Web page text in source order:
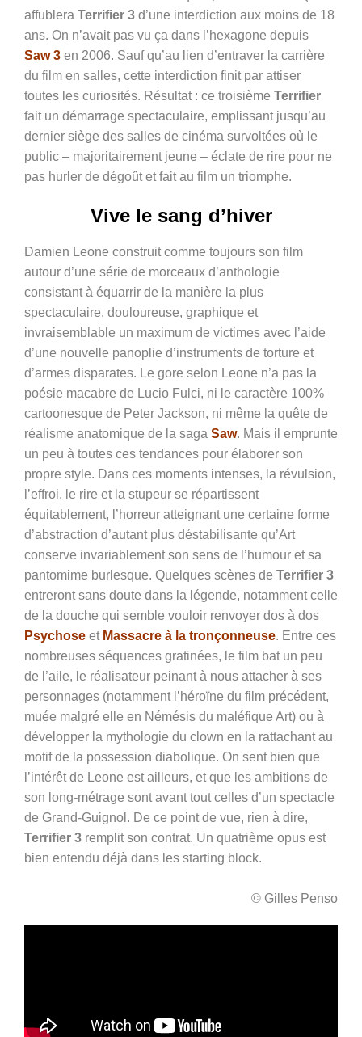
affublera Terrifier 3 d’une interdiction aux moins de 18
ans. On n’avait pas vu ça dans l’hexagone depuis
Saw 3 en 2006. Sauf qu’au lien d’entraver la carrière
du film en salles, cette interdiction finit par attiser
toutes les curiosités. Résultat : ce troisième Terrifier
fait un démarrage spectaculaire, emplissant jusqu’au
dernier siège des salles de cinéma survoltées où le
public – majoritairement jeune – éclate de rire pour ne
pas hurler de dégoût et fait au film un triomphe.
Vive le sang d’hiver
Damien Leone construit comme toujours son film
autour d’une série de morceaux d’anthologie
consistant à équarrir de la manière la plus
spectaculaire, douloureuse, graphique et
invraisemblable un maximum de victimes avec l’aide
d’une nouvelle panoplie d’instruments de torture et
d’armes disparates. Le gore selon Leone n’a pas la
poésie macabre de Lucio Fulci, ni le caractère 100%
cartoonesque de Peter Jackson, ni même la quête de
réalisme anatomique de la saga Saw. Mais il emprunte
un peu à toutes ces tendances pour élaborer son
propre style. Dans ces moments intenses, la révulsion,
l’effroi, le rire et la stupeur se répartissent
équitablement, l’horreur atteignant une certaine forme
d’abstraction d’autant plus déstabilisante qu’Art
conserve invariablement son sens de l’humour et sa
pantomime burlesque. Quelques scènes de Terrifier 3
entreront sans doute dans la légende, notamment celle
de la douche qui semble vouloir renvoyer dos à dos
Psychose et Massacre à la tronçonneuse. Entre ces
nombreuses séquences gratinées, le film bat un peu
de l’aile, le réalisateur peinant à nous attacher à ses
personnages (notamment l’héroïne du film précédent,
muée malgré elle en Némésis du maléfique Art) ou à
développer la mythologie du clown en la rattachant au
motif de la possession diabolique. On sent bien que
l’intérêt de Leone est ailleurs, et que les ambitions de
son long-métrage sont avant tout celles d’un spectacle
de Grand-Guignol. De ce point de vue, rien à dire,
Terrifier 3 remplit son contrat. Un quatrième opus est
bien entendu déjà dans les starting block.
© Gilles Penso